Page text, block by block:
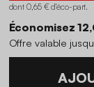
dont 0,65 € d'éco-part.
Économisez
Offre valable